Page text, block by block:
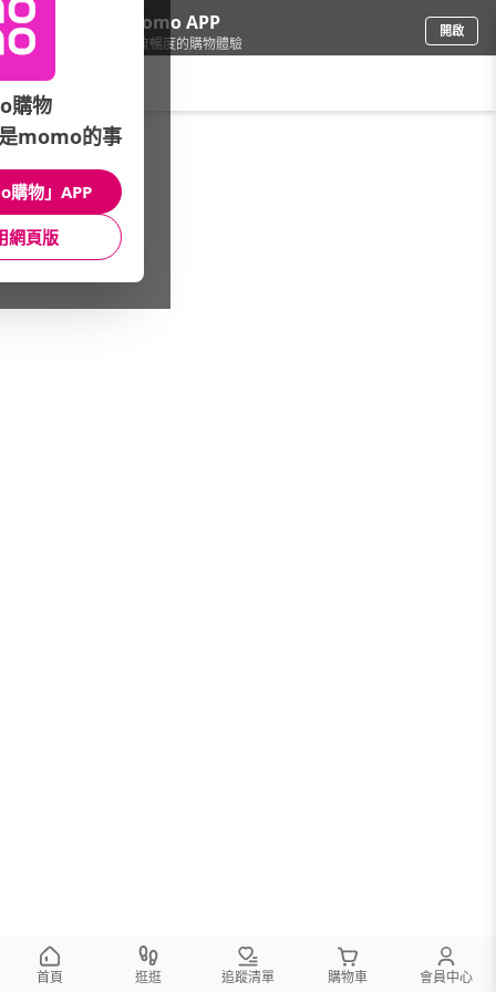
下載momo APP
給你3倍流暢度的購物體驗
開啟
母嬰玩具/童裝/Baby(新生兒~100cm)
館長推薦 月銷量
首頁 逛逛 追蹤清單 購物車 會員中心
購物
momo的事
購物」APP
網頁版